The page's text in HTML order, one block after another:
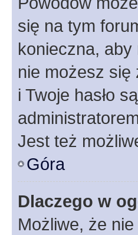
się na tym
konieczna, aby
nie możesz się
i Twoje hasło
Jest też
Góra
Dlaczego w
Możliwe, że